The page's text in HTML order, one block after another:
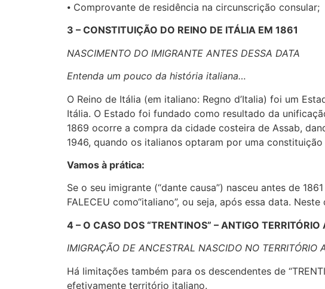
⦁ Comprovante de residência na circunscrição consular;
3 – CONSTITUIÇÃO DO REINO DE ITÁLIA EM 1861
NASCIMENTO DO IMIGRANTE ANTES DESSA DATA
Entenda um pouco da história italiana…
O Reino de Itália (em italiano: Regno d’Italia) foi um
Itália. O Estado foi fundado como resultado da
1869 ocorre a compra da cidade costeira de Assab,
1946, quando os italianos optaram por uma
Vamos à prática:
Se o seu imigrante (“dante causa”) nasceu antes de
FALECEU como“italiano”, ou seja, após essa data.
4 – O CASO DOS “TRENTINOS” – ANTIGO
IMIGRAÇÃO DE ANCESTRAL NASCIDO NO TERRITÓRIO
Há limitações também para os descendentes de
efetivamente território italiano.